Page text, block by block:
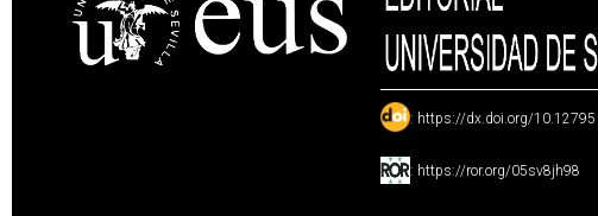
: https://dx.doi.org/10.12795
: https://ror.org/05sv8jh98